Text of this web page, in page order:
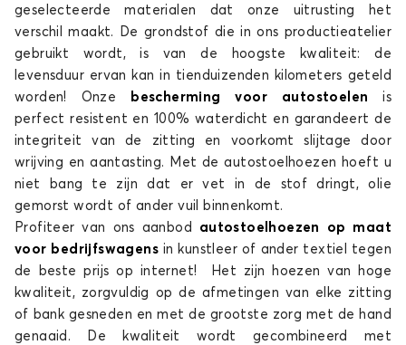
geselecteerde materialen dat onze uitrusting het
verschil maakt. De grondstof die in ons productieatelier
gebruikt wordt, is van de hoogste kwaliteit: de
levensduur ervan kan in tienduizenden kilometers geteld
worden! Onze
bescherming voor autostoelen is
perfect resistent en 100% waterdicht en garandeert de
integriteit van de zitting en voorkomt slijtage door
wrijving en aantasting. Met de autostoelhoezen hoeft u
niet bang te zijn dat er vet in de stof dringt, olie
gemorst wordt of ander vuil binnenkomt.
Profiteer van ons aanbod autostoelhoezen op maat
voor bedrijfswagens in kunstleer of ander textiel tegen
de beste prijs op internet! Het zijn hoezen van hoge
kwaliteit, zorgvuldig op de afmetingen van elke zitting
of bank gesneden en met de grootste zorg met de hand
genaaid. De kwaliteit wordt gecombineerd met